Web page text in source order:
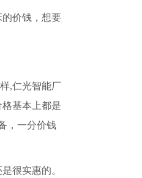
的价钱，想要
,仁光智能厂
基本上都是
，一分价钱
是很实惠的。